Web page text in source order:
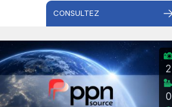
CONSULTEZ
2
0